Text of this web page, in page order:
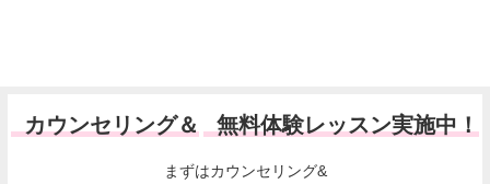
カウンセリング＆ 無料体験レッスン実施中！
まずはカウンセリング&